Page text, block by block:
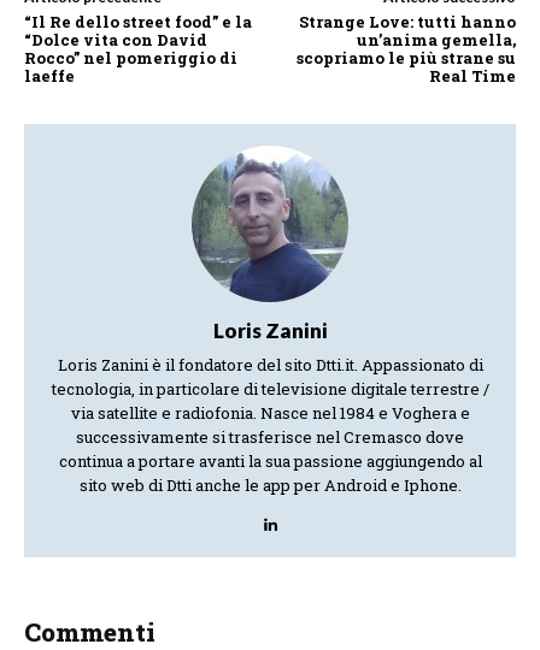
“Il Re dello street food” e la
“Dolce vita con David
Rocco” nel pomeriggio di
laeffe
Strange Love: tutti hanno
un’anima gemella,
scopriamo le più strane su
Real Time
Loris Zanini
Loris Zanini è il fondatore del sito Dtti.it. Appassionato di
tecnologia, in particolare di televisione digitale terrestre /
via satellite e radiofonia. Nasce nel 1984 e Voghera e
successivamente si trasferisce nel Cremasco dove
continua a portare avanti la sua passione aggiungendo al
sito web di Dtti anche le app per Android e Iphone.
Commenti